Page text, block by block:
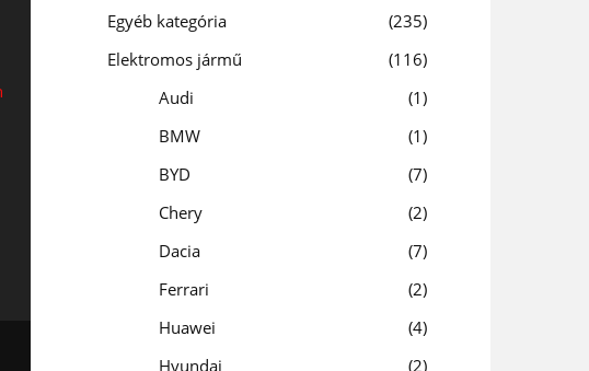
Egyéb kategória
235
Elektromos jármű
116
Audi
1
BMW
1
BYD
7
Chery
2
Dacia
7
Ferrari
2
Huawei
4
Hyundai
2